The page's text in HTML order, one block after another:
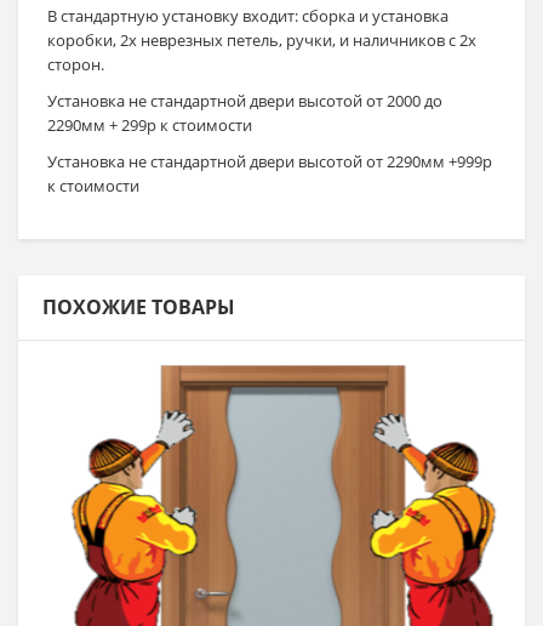
В стандартную установку входит: сборка и установка
коробки, 2х неврезных петель, ручки, и наличников с 2х
сторон.
Установка не стандартной двери высотой от 2000 до
2290мм + 299р к стоимости
Установка не стандартной двери высотой от 2290мм +999р
к стоимости
ПОХОЖИЕ ТОВАРЫ
В корзину